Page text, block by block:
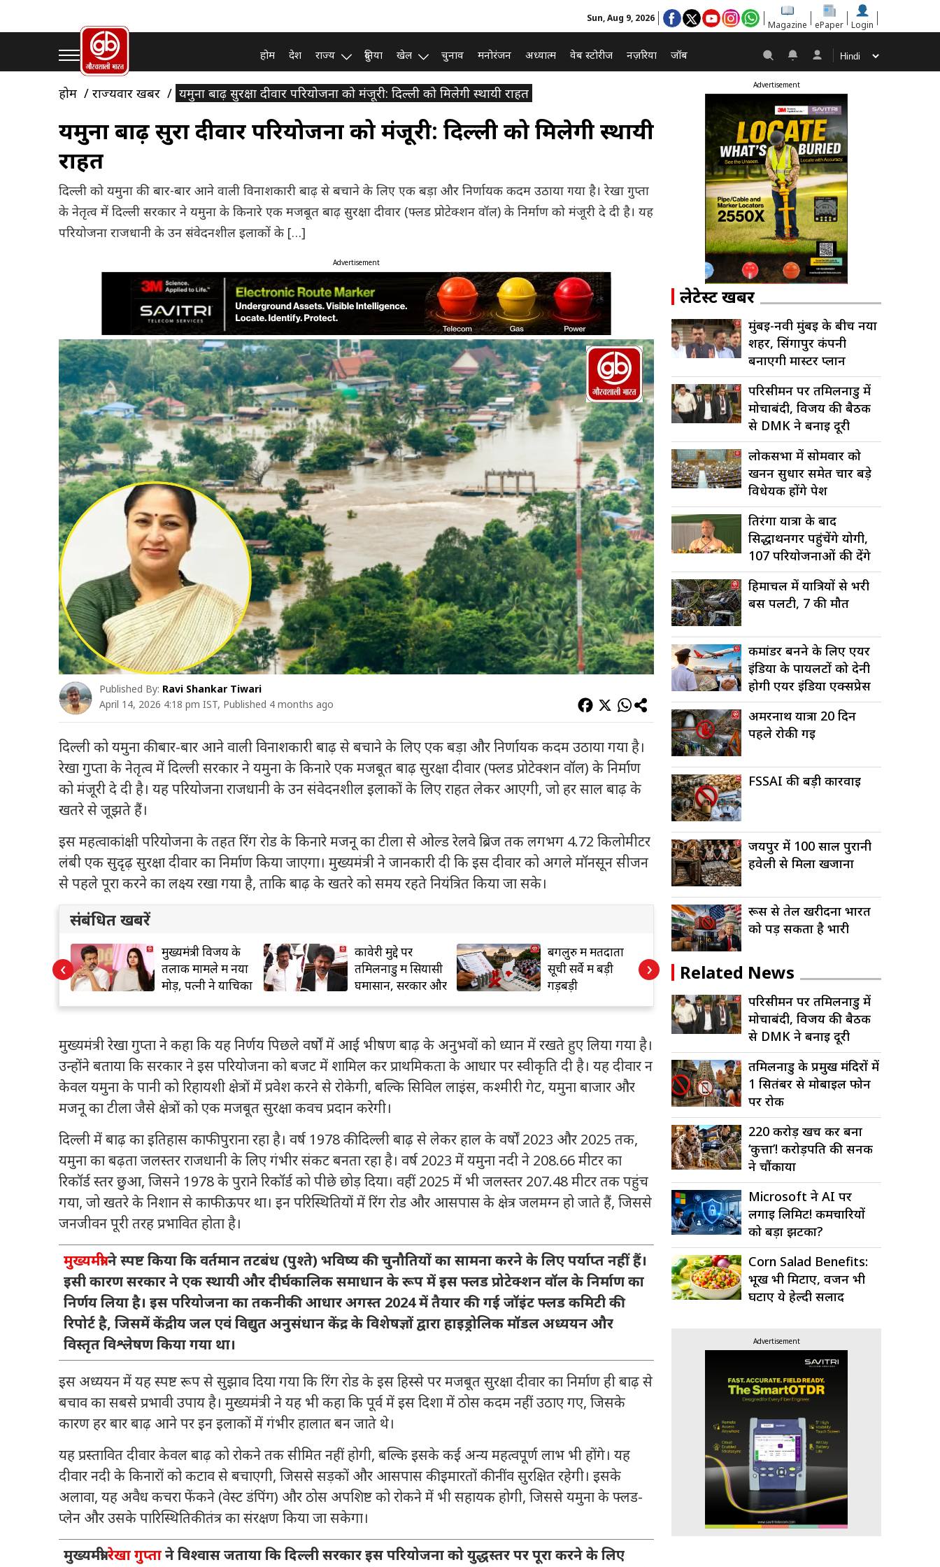
Sun, Aug 9, 2026
Magazine ePaper Login
होम देश राज्य दुनिया खेल चुनाव मनोरंजन अध्यात्म वेब स्टोरीज नज़रिया जॉब
होम राज्यवार खबरें यमुना बाढ़ सुरक्षा दीवार परियोजना को मंजूरी: दिल्ली को मिलेगी स्थायी राहत
यमुना बाढ़ सुरक्षा दीवार परियोजना को मंजूरी: दिल्ली को मिलेगी स्थायी
राहत
दिल्ली को यमुना की बार-बार आने वाली विनाशकारी बाढ़ से बचाने के लिए एक बड़ा और निर्णायक कदम उठाया गया है। रेखा गुप्ता
के नेतृत्व में दिल्ली सरकार ने यमुना के किनारे एक मजबूत बाढ़ सुरक्षा दीवार (फ्लड प्रोटेक्शन वॉल) के निर्माण को मंजूरी दे दी है। यह
परियोजना राजधानी के उन संवेदनशील इलाकों के […]
Advertisement
Published By: Ravi Shankar Tiwari
April 14, 2026 4:18 pm IST, Published 4 months ago
दिल्लीको यमुना की बार-बार आने वाली विनाशकारी बाढ़ से बचाने के लिए एक बड़ा और निर्णायक कदम उठाया गया है।
रेखा गुप्ताके नेतृत्व में दिल्ली सरकार ने यमुना के किनारे एक मजबूत बाढ़ सुरक्षा दीवार (फ्लड प्रोटेक्शन वॉल) के निर्माण
को मंजूरी दे दी है। यह परियोजना राजधानी के उन संवेदनशील इलाकों के लिए राहत लेकर आएगी, जो हर साल बाढ़ के
खतरे से जूझते हैं।
इस महत्वाकांक्षी परियोजना के तहत रिंग रोड के किनारेमजनू का टीलासे ओल्ड रेलवे ब्रिजतक लगभग 4.72 किलोमीटर
लंबी एक सुदृढ़ सुरक्षा दीवार का निर्माण किया जाएगा। मुख्यमंत्री ने जानकारी दी कि इस दीवार को अगले मॉनसून सीजन
से पहले पूरा करने का लक्ष्य रखा गया है, ताकि बाढ़ के खतरे को समय रहते नियंत्रित किया जा सके।
संबंधित खबरें
1 सितंबर से
फोन पर रोक
मुख्यमंत्री विजय के
तलाक मामले में नया
मोड़, पत्नी ने याचिका
वापस ली
कावेरी मुद्दे पर
तमिलनाडु में सियासी
घमासान, सरकार और
विपक्ष आमने-सामने
बेंगलुरु में मतदाता
सूची सर्वे में बड़ी
गड़बड़ी
धनुष बोले- मातृभाषा
भूलना अपमान, छात्रों
से तमिल सीखने की
अपील
‹ ›
मुख्यमंत्री रेखा गुप्ता ने कहा कि यह निर्णय पिछले वर्षों में आई भीषण बाढ़ के अनुभवों को ध्यान में रखते हुए लिया गया है।
उन्होंने बताया कि सरकार ने इस परियोजना को बजट में शामिल कर प्राथमिकता के आधार पर स्वीकृति दी है। यह दीवार न
केवल यमुना के पानी को रिहायशी क्षेत्रों में प्रवेश करने से रोकेगी, बल्किसिविल लाइंस, कश्मीरी गेट, यमुना बाजार और
मजनू का टीला जैसे क्षेत्रों को एक मजबूत सुरक्षा कवच प्रदान करेगी।
दिल्ली में बाढ़ का इतिहास काफी पुराना रहा है। वर्ष 1978 की दिल्ली बाढ़से लेकर हाल के वर्षों 2023 और 2025 तक,
यमुना का बढ़ता जलस्तर राजधानी के लिए गंभीर संकट बनता रहा है। वर्ष 2023 में यमुना नदी ने 208.66 मीटर का
रिकॉर्ड स्तर छुआ, जिसने 1978 के पुराने रिकॉर्ड को पीछे छोड़ दिया। वहीं 2025 में भी जलस्तर 207.48 मीटर तक पहुंच
गया, जो खतरे के निशान से काफी ऊपर था। इन परिस्थितियों में रिंग रोड और आसपास के क्षेत्र जलमग्न हो जाते हैं, जिससे
जनजीवन पूरी तरह प्रभावित होता है।
मुख्यमंत्रीने स्पष्ट किया कि वर्तमान तटबंध (पुश्ते) भविष्य की चुनौतियों का सामना करने के लिए पर्याप्त नहीं हैं।
इसी कारण सरकार ने एक स्थायी और दीर्घकालिक समाधान के रूप में इस फ्लड प्रोटेक्शन वॉल के निर्माण का
निर्णय लिया है। इस परियोजना का तकनीकी आधार अगस्त 2024 में तैयार की गई जॉइंट फ्लड कमिटी की
रिपोर्ट है, जिसमेंकेंद्रीय जल एवं विद्युत अनुसंधान केंद्रके विशेषज्ञों द्वारा हाइड्रोलिक मॉडल अध्ययन और
विस्तृत विश्लेषण किया गया था।
इस अध्ययन में यह स्पष्ट रूप से सुझाव दिया गया कि रिंग रोड के इस हिस्से पर मजबूत सुरक्षा दीवार का निर्माण ही बाढ़ से
बचाव का सबसे प्रभावी उपाय है। मुख्यमंत्री ने यह भी कहा कि पूर्व में इस दिशा में ठोस कदम नहीं उठाए गए, जिसके
कारण हर बार बाढ़ आने पर इन इलाकों में गंभीर हालात बन जाते थे।
यह प्रस्तावित दीवार केवल बाढ़ को रोकने तक सीमित नहीं होगी, बल्कि इसके कई अन्य महत्वपूर्ण लाभ भी होंगे। यह
दीवार नदी के किनारों को कटाव से बचाएगी, जिससे सड़कों और आसपास की इमारतों की नींव सुरक्षित रहेगी। इसके
अलावा, यह अवैध कचरा फेंकने (वेस्ट डंपिंग) और ठोस अपशिष्ट को रोकने में भी सहायक होगी, जिससे यमुना के फ्लड-
प्लेन और उसके पारिस्थितिकी तंत्र का संरक्षण किया जा सकेगा।
मुख्यमंत्रीरेखा गुप्ताने विश्वास जताया कि दिल्ली सरकार इस परियोजना को युद्धस्तर पर पूरा करने के लिए
Advertisement
लेटेस्ट खबरें
मुंबई-नवी मुंबई के बीच नया
शहर, सिंगापुर कंपनी
बनाएगी मास्टर प्लान
परिसीमन पर तमिलनाडु में
मोर्चाबंदी, विजय की बैठक
से DMK ने बनाई दूरी
लोकसभा में सोमवार को
खनन सुधार समेत चार बड़े
विधेयक होंगे पेश
तिरंगा यात्रा के बाद
सिद्धार्थनगर पहुंचेंगे योगी,
107 परियोजनाओं की देंगे
सौगात
हिमाचल में यात्रियों से भरी
बस पलटी, 7 की मौत
कमांडर बनने के लिए एयर
इंडिया के पायलटों को देनी
होगी एयर इंडिया एक्सप्रेस
में...
अमरनाथ यात्रा 20 दिन
पहले रोकी गई
FSSAI की बड़ी कार्रवाई
जयपुर में 100 साल पुरानी
हवेली से मिला खजाना
रूस से तेल खरीदना भारत
को पड़ सकता है भारी
Related News
परिसीमन पर तमिलनाडु में
मोर्चाबंदी, विजय की बैठक
से DMK ने बनाई दूरी
तमिलनाडु के प्रमुख मंदिरों में
1 सितंबर से मोबाइल फोन
पर रोक
220 करोड़ खर्च कर बना
‘कुत्ता’! करोड़पति की सनक
ने चौंकाया
Microsoft ने AI पर
लगाई लिमिट! कर्मचारियों
को बड़ा झटका?
Corn Salad Benefits:
भूख भी मिटाए, वजन भी
घटाए ये हेल्दी सलाद
Advertisement